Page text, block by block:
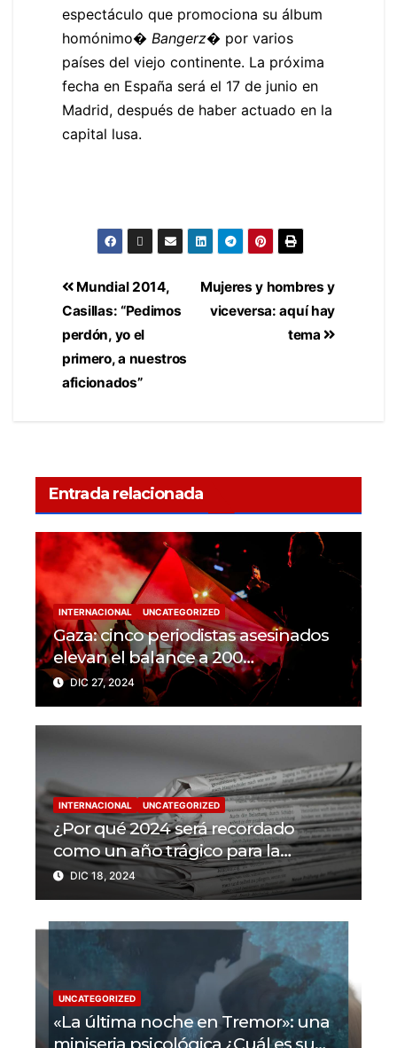
espectáculo que promociona su álbum
homónimo� Bangerz� por varios
países del viejo continente. La próxima
fecha en España será el 17 de junio en
Madrid, después de haber actuado en la
capital lusa.
Mujeres y hombres y
viceversa: aquí hay
tema
Mundial 2014,
Casillas: “Pedimos
perdón, yo el
primero, a nuestros
aficionados”
Entrada relacionada
INTERNACIONAL UNCATEGORIZED
Gaza: cinco periodistas asesinados
elevan el balance a 200
trabajadores de la prensa muertos
en 2024
DIC 27, 2024
INTERNACIONAL UNCATEGORIZED
¿Por qué 2024 será recordado
como un año trágico para la
libertad de prensa? Un tercio de los
periodistas asesinados por Israel
DIC 18, 2024
UNCATEGORIZED
«La última noche en Tremor»: una